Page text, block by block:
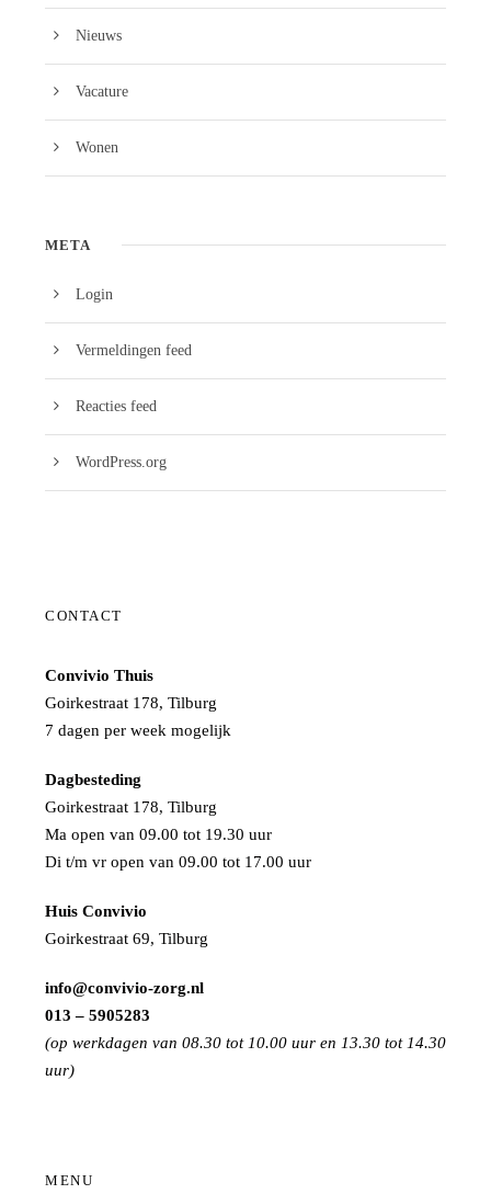
Nieuws
Vacature
Wonen
META
Login
Vermeldingen feed
Reacties feed
WordPress.org
CONTACT
Convivio Thuis
Goirkestraat 178, Tilburg
7 dagen per week mogelijk
Dagbesteding
Goirkestraat 178, Tilburg
Ma open van 09.00 tot 19.30 uur
Di t/m vr open van 09.00 tot 17.00 uur
Huis Convivio
Goirkestraat 69, Tilburg
info@convivio-zorg.nl
013 – 5905283
(op werkdagen van 08.30 tot 10.00 uur en 13.30 tot 14.30
uur)
MENU